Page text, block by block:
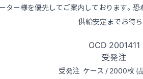
ター様を優先してご案内しております。恐
供給安定までお待
OCD 2001411
受発注
受発注 ケース / 2000枚 (